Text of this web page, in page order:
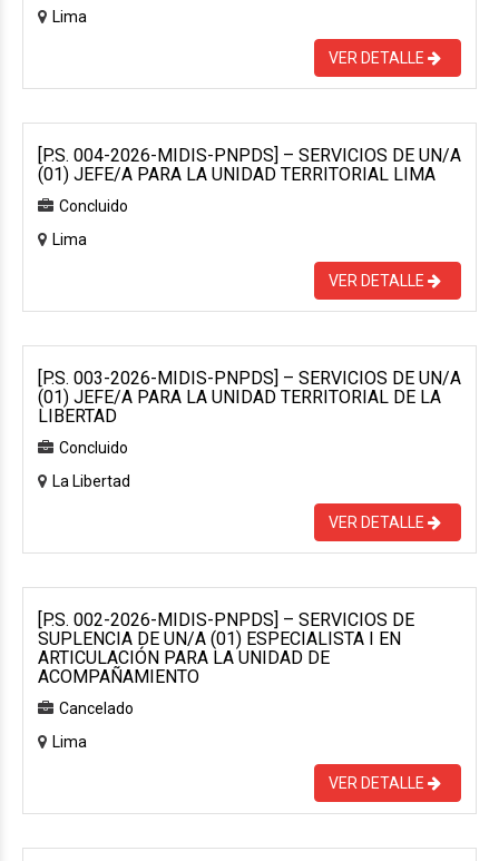
Lima
VER DETALLE
[P.S. 004-2026-MIDIS-PNPDS] – SERVICIOS DE UN/A
(01) JEFE/A PARA LA UNIDAD TERRITORIAL LIMA
Concluido
Lima
VER DETALLE
[P.S. 003-2026-MIDIS-PNPDS] – SERVICIOS DE UN/A
(01) JEFE/A PARA LA UNIDAD TERRITORIAL DE LA
LIBERTAD
Concluido
La Libertad
VER DETALLE
[P.S. 002-2026-MIDIS-PNPDS] – SERVICIOS DE
SUPLENCIA DE UN/A (01) ESPECIALISTA I EN
ARTICULACIÓN PARA LA UNIDAD DE
ACOMPAÑAMIENTO
Cancelado
Lima
VER DETALLE